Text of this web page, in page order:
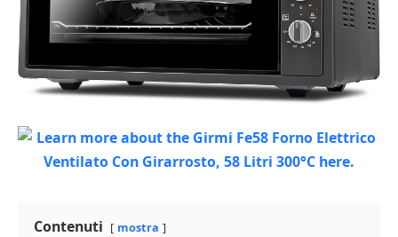
Contenuti mostra